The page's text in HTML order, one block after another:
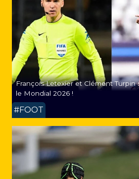
François Letexier et Clément
le Mondial 2026 !
#FOOT